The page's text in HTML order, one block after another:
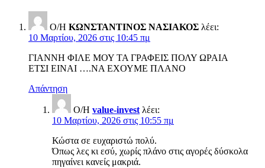
Ο/Η ΚΩΝΣΤΑΝΤΙΝΟΣ ΝΑΣΙΑΚΟΣ λέει:
10 Μαρτίου, 2026 στις 10:45 πμ
ΓΙΑΝΝΗ ΦΙΛΕ ΜΟΥ ΤΑ ΓΡΑΦΕΙΣ ΠΟΛΥ ΩΡΑΙΑ
ΕΤΣΙ ΕΙΝΑΙ ….ΝΑ ΕΧΟΥΜΕ ΠΛΑΝΟ
Απάντηση
Ο/Η value-invest λέει:
10 Μαρτίου, 2026 στις 10:55 πμ
Κώστα σε ευχαριστώ πολύ.
Όπως λες κι εσύ, χωρίς πλάνο στις αγορές δύσκολα
πηγαίνει κανείς μακριά.